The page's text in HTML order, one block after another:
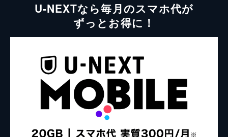
U-NEXTなら毎月のスマホ代が
ずっとお得に！